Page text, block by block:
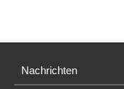
Nachrichten